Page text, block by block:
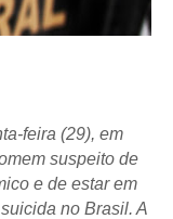
feira (29), em
suspeito de
e de estar em
no Brasil. A